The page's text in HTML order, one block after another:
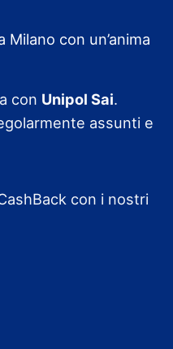
con un’anima
con Unipol Sai.
assunti e
con i nostri